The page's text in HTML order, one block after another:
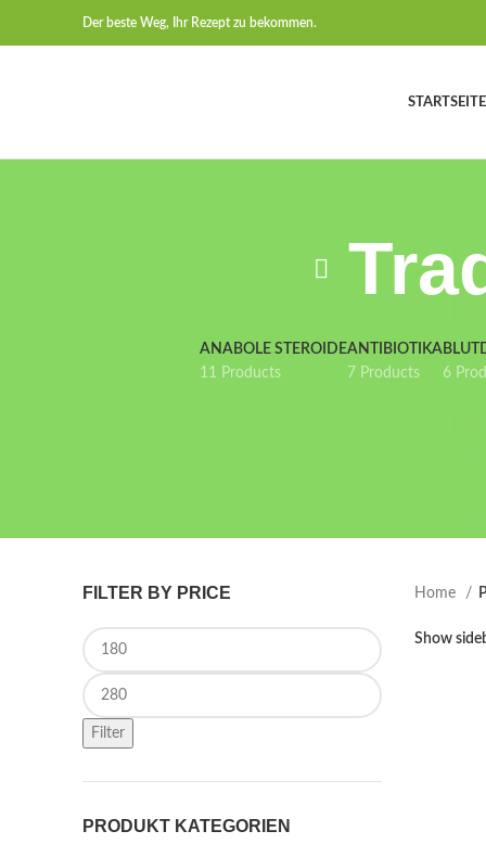
Der beste Weg, Ihr Rezept zu bekommen.
STARTSEITE
ANABOLE STEROIDE
11 Products
ANTIBIOTIKA
7 Products
6
FILTER BY PRICE
Min price
Max price
Filter
PRODUKT KATEGORIEN
Home
Show